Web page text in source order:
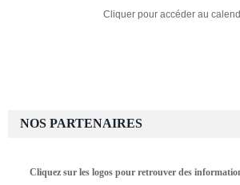
Cliquer pour accéder au
NOS PARTENAIRES
Cliquez sur les logos pour retrouver des